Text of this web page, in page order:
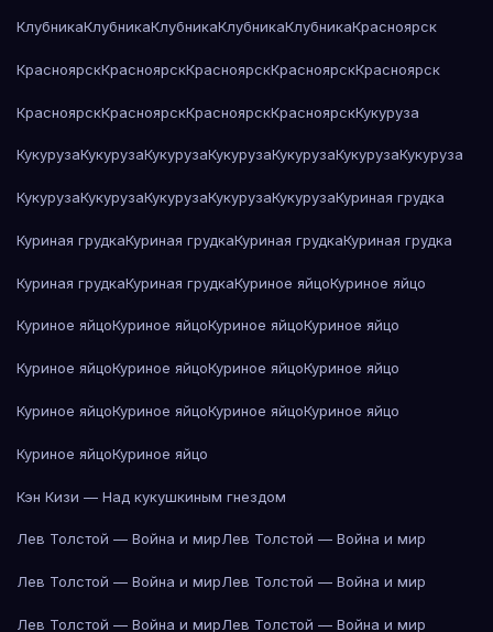
КлубникаКлубникаКлубникаКлубникаКлубникаКрасноярск
КрасноярскКрасноярскКрасноярскКрасноярскКрасноярск
КрасноярскКрасноярскКрасноярскКрасноярскКукуруза
КукурузаКукурузаКукурузаКукурузаКукурузаКукурузаКукуруза
КукурузаКукурузаКукурузаКукурузаКукурузаКуриная грудка
Куриная грудкаКуриная грудкаКуриная грудкаКуриная грудка
Куриная грудкаКуриная грудкаКуриное яйцоКуриное яйцо
Куриное яйцоКуриное яйцоКуриное яйцоКуриное яйцо
Куриное яйцоКуриное яйцоКуриное яйцоКуриное яйцо
Куриное яйцоКуриное яйцоКуриное яйцоКуриное яйцо
Куриное яйцоКуриное яйцо
Кэн Кизи — Над кукушкиным гнездом
Лев Толстой — Война и мирЛев Толстой — Война и мир
Лев Толстой — Война и мирЛев Толстой — Война и мир
Лев Толстой — Война и мирЛев Толстой — Война и мир